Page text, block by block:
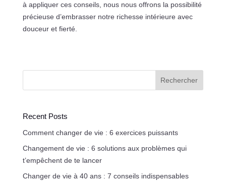
à appliquer ces conseils, nous nous offrons la possibilité
précieuse d’embrasser notre richesse intérieure avec
douceur et fierté.
Rechercher
Recent Posts
Comment changer de vie : 6 exercices puissants
Changement de vie : 6 solutions aux problèmes qui
t’empêchent de te lancer
Changer de vie à 40 ans : 7 conseils indispensables